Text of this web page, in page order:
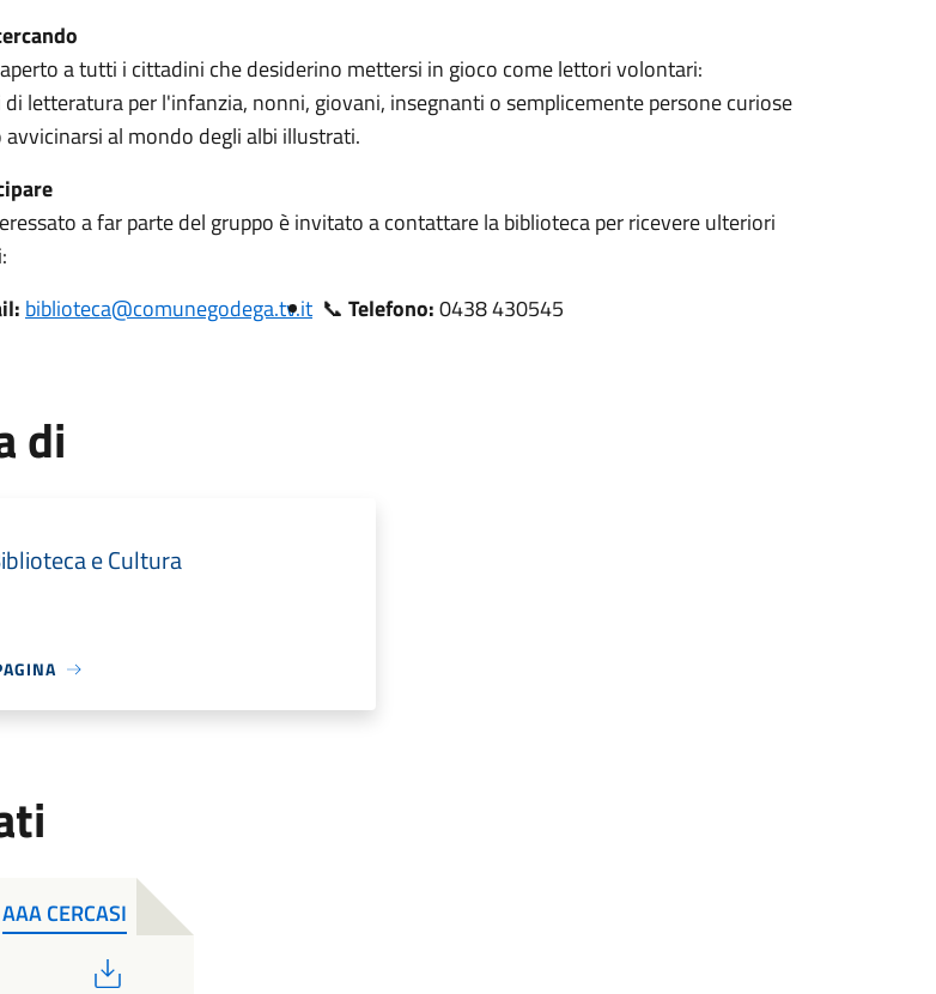
a tutti i cittadini che desiderino mettersi in gioco come lettori volontari:
letteratura per l'infanzia, nonni, giovani, insegnanti o semplicemente persone curiose
avvicinarsi al mondo degli albi illustrati.
a far parte del gruppo è invitato a contattare la biblioteca per ricevere ulteriori
biblioteca@comunegodega.tv.it 📞 Telefono:0438 430545
di
e Cultura
AAA CERCASI